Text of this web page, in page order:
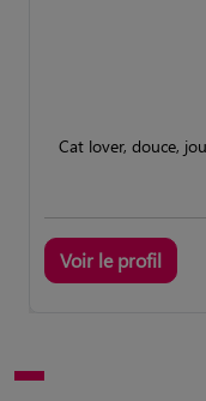
Cat lover, douce,
Voir le profil